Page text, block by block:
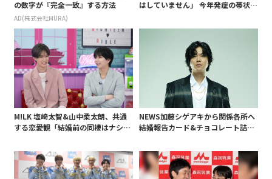
の数字が『完全一致』する方法
AD(株式会社MURA)
はしていません」 今年発症の帯状疱
白 後遺症も語る
M!LK 塩崎太智&山中柔太朗、共通
する恋愛観「結婚前の同棲はナシ」
NEWS加藤シゲアキから関係各所へ
結婚報告カード&チョコレート詰め
も添えて